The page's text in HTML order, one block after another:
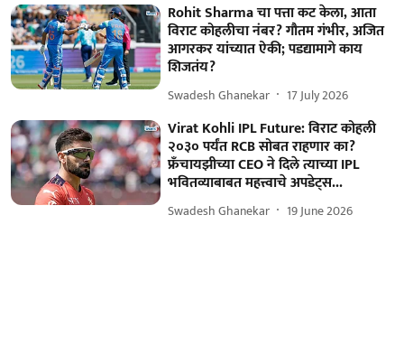
Rohit Sharma चा पत्ता कट केला, आता
विराट कोहलीचा नंबर? गौतम गंभीर, अजित
आगरकर यांच्यात ऐकी; पडद्यामागे काय
शिजतंय?
Swadesh Ghanekar 17 July 2026
Virat Kohli IPL Future: विराट कोहली
२०३० पर्यंत RCB सोबत राहणार का?
फ्रँचायझीच्या CEO ने दिले त्याच्या IPL
भवितव्याबाबत महत्त्वाचे अपडेट्स...
Swadesh Ghanekar 19 June 2026